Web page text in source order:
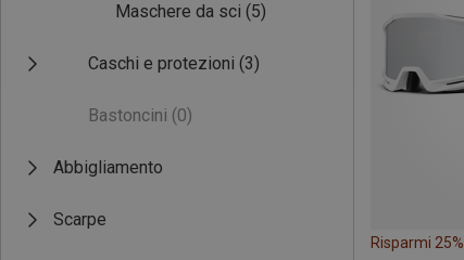
Maschere da sci (5)
Caschi e protezioni (3)
Bastoncini (0)
Abbigliamento
Scarpe
Risparmi 25%